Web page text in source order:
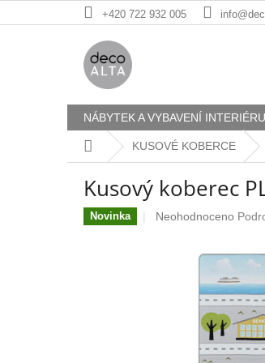
na
+420 722 932 005
NÁBYTEK A VYBAVENÍ INTERIÉRU
Domů KUSOVÉ KOBERCE
Kusový koberec
Novinka
Průměrné
hvězdiček.
Neohodnoceno